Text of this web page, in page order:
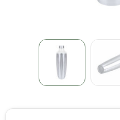
Overige relatiegeschenken